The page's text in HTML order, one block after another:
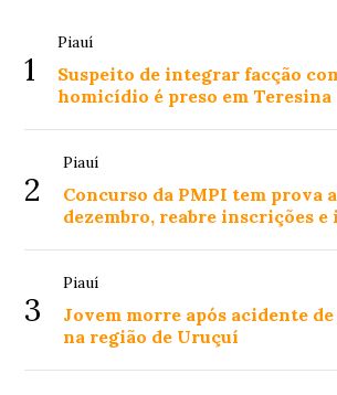
1
Piauí
Suspeito de integrar facção
homicídio é preso em Teresina
2
Piauí
Concurso da PMPI tem prova
dezembro, reabre inscrições
3
Piauí
Jovem morre após acidente
na região de Uruçuí